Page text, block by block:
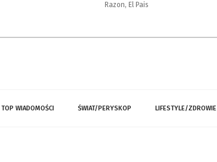
Razon, El Pais
TOP WIADOMOŚCI ŚWIAT/PERYSKOP LIFESTYLE/ZDROWIE